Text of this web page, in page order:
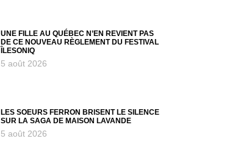
UNE FILLE AU QUÉBEC N’EN REVIENT PAS
DE CE NOUVEAU RÈGLEMENT DU FESTIVAL
ÎLESONIQ
5 août 2026
LES SOEURS FERRON BRISENT LE SILENCE
SUR LA SAGA DE MAISON LAVANDE
5 août 2026